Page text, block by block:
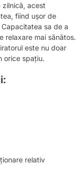
zilnică, acest
fiind ușor de
sa de a
relaxare mai sănătos.
este nu doar
orice spațiu.
relativ